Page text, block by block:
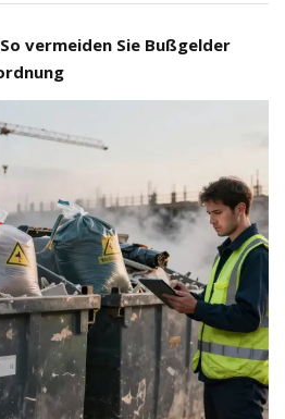
vermeiden Sie Bußgelder